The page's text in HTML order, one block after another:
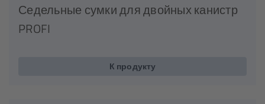
Седельные сумки для двойных канистр
PROFI
К продукту